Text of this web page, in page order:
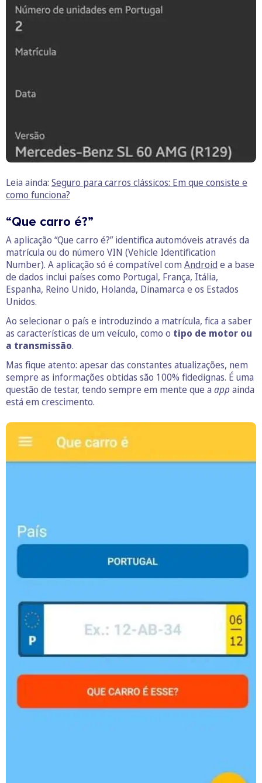
Leia ainda: Seguro para carros clássicos: Em que consiste e
como funciona?
“Que carro é?”
A aplicação “Que carro é?” identifica automóveis através da
matrícula ou do número VIN (Vehicle Identification
Number). A aplicação só é compatível com Android e a base
de dados inclui países como Portugal, França, Itália,
Espanha, Reino Unido, Holanda, Dinamarca e os Estados
Unidos.
Ao selecionar o país e introduzindo a matrícula, fica a saber
as características de um veículo, como o tipo de motor ou
a transmissão.
Mas fique atento: apesar das constantes atualizações, nem
sempre as informações obtidas são 100% fidedignas. É uma
questão de testar, tendo sempre em mente que a app ainda
está em crescimento.